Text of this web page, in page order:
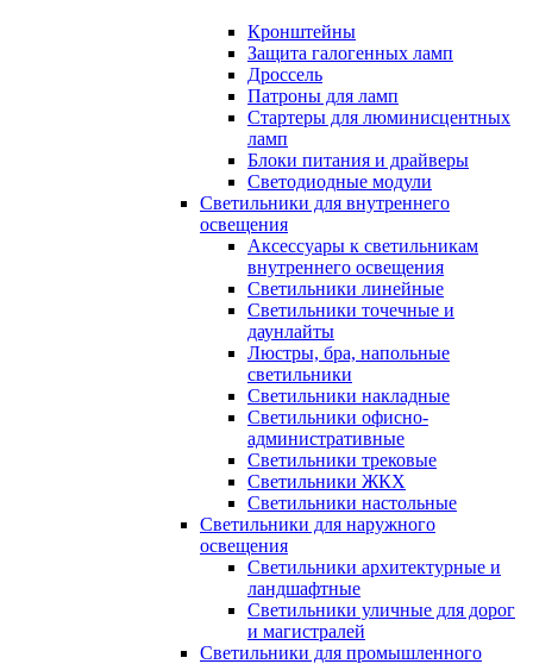
Кронштейны
Защита галогенных ламп
Дроссель
Патроны для ламп
Стартеры для люминисцентных
ламп
Блоки питания и драйверы
Светодиодные модули
Светильники для внутреннего
освещения
Аксессуары к светильникам
внутреннего освещения
Светильники линейные
Светильники точечные и
даунлайты
Люстры, бра, напольные
светильники
Светильники накладные
Светильники офисно-
административные
Светильники трековые
Светильники ЖКХ
Светильники настольные
Светильники для наружного
освещения
Светильники архитектурные и
ландшафтные
Светильники уличные для дорог
и магистралей
Светильники для промышленного